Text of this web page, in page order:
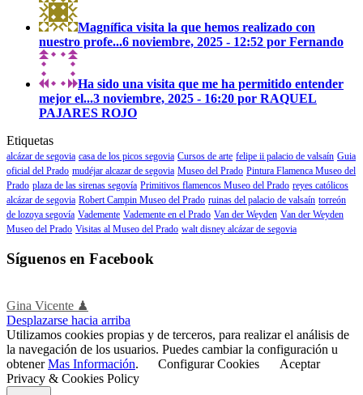
Magnífica visita la que hemos realizado con
nuestro profe...6 noviembre, 2025 - 12:52 por Fernando
Ha sido una visita que me ha permitido entender
mejor el...3 noviembre, 2025 - 16:20 por RAQUEL
PAJARES ROJO
Etiquetas
alcázar de segovia casa de los picos segovia Cursos de arte felipe ii palacio de valsaín Guia
oficial del Prado mudéjar alcazar de segovia Museo del Prado Pintura Flamenca Museo del
Prado plaza de las sirenas segovía Primitivos flamencos Museo del Prado reyes católicos
alcázar de segovia Robert Campin Museo del Prado ruinas del palacio de valsaín torreón
de lozoya segovía Vademente Vademente en el Prado Van der Weyden Van der Weyden
Museo del Prado Visitas al Museo del Prado walt disney alcázar de segovia
Síguenos en Facebook
Gina Vicente ♟
Desplazarse hacia arriba
Utilizamos cookies propias y de terceros, para realizar el análisis de
la navegación de los usuarios. Puedes cambiar la configuración u
obtenerMas Información. Configurar Cookies
Aceptar
Privacy & Cookies Policy